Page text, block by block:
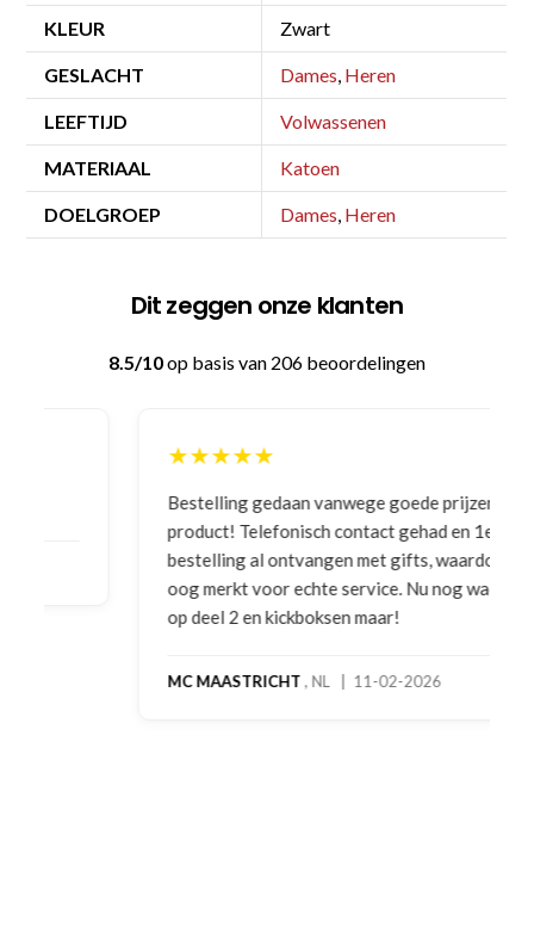
KLEUR Zwart
GESLACHT Dames, Heren
LEEFTIJD Volwassenen
MATERIAAL Katoen
DOELGROEP Dames, Heren
Dit zeggen onze klanten
8.5/10op basis van 206 beoordelingen
★★★★★
Bestelling gedaan vanwege goede prijzen en
product! Telefonisch contact gehad en 1e deel
bestelling al ontvangen met gifts, waardoor je
oog merkt voor echte service. Nu nog wachten
op deel 2 en kickboksen maar!
MC MAASTRICHT, NL | 11-02-2026